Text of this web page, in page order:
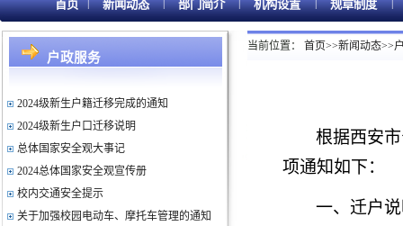
首页 | 新闻动态 | 部门简介 | 机构设置 | 规章制度 |
户政服务
关于进一步优化户籍管理工作有关事...
2025级新生户籍迁移完成的通知
2025级新生户口迁移说明
2024级新生户籍迁移完成的通知
2024级新生户口迁移说明
总体国家安全观大事记
2024总体国家安全观宣传册
校内交通安全提示
关于加强校园电动车、摩托车管理的通知
当前位置： 首页>>新闻动态>>
根据西安
项通知如下：
一、迁户